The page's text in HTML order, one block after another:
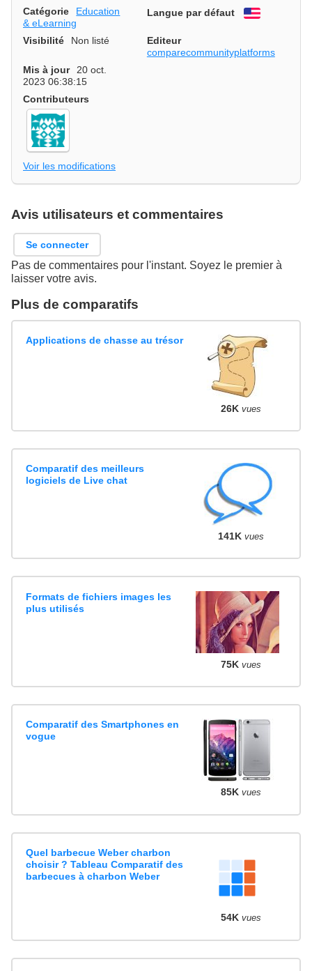
Catégorie
Education
& eLearning
Langue par défaut
Visibilité Non listé
Editeur
comparecommunityplatforms
Mis à jour
20 oct.
2023 06:38:15
Contributeurs
Voir les modifications
Avis utilisateurs et commentaires
Se connecter
Pas de commentaires pour l'instant. Soyez le premier à
laisser votre avis.
Plus de comparatifs
Applications de chasse au trésor
26K vues
Comparatif des meilleurs
logiciels de Live chat
141K vues
Formats de fichiers images les
plus utilisés
75K vues
Comparatif des Smartphones en
vogue
85K vues
Quel barbecue Weber charbon
choisir ? Tableau Comparatif des
barbecues à charbon Weber
54K vues